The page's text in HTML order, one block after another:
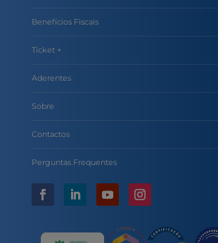
Benefícios Fiscais
Ticket +
Aderentes
Sobre
Contactos
Perguntas Frequentes